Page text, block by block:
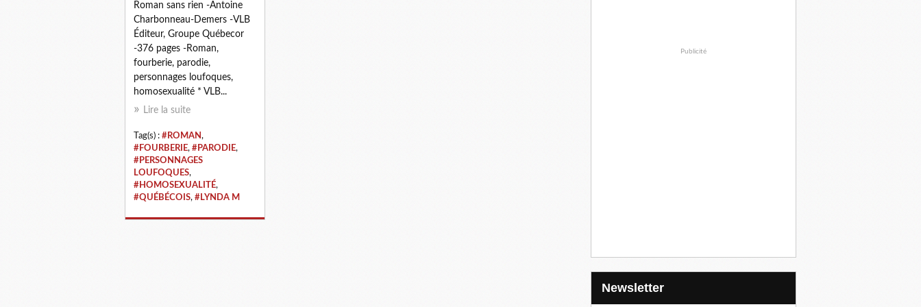
Roman sans rien -Antoine
Charbonneau-Demers -VLB
Éditeur, Groupe Québecor
-376 pages -Roman,
fourberie, parodie,
personnages loufoques,
homosexualité * VLB...
Lire la suite
Tag(s) : #ROMAN,
#FOURBERIE, #PARODIE,
#PERSONNAGES
LOUFOQUES,
#HOMOSEXUALITÉ,
#QUÉBÉCOIS, #LYNDA M
Publicité
Newsletter